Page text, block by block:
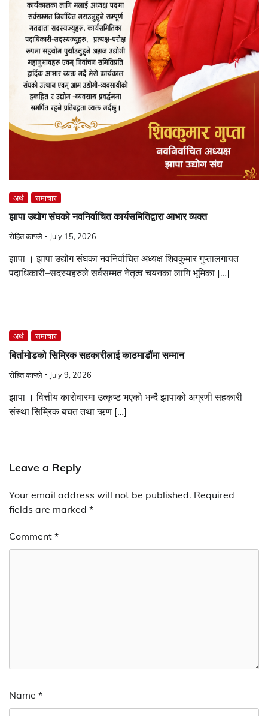
अर्थ समाचार
झापा उद्योग संघको नवनिर्वाचित कार्यसमितिद्वारा आभार व्यक्त
रोहित काफ्ले July 15, 2026
झापा । झापा उद्योग संघका नवनिर्वाचित अध्यक्ष शिवकुमार गुप्तालगायत
पदाधिकारी–सदस्यहरुले सर्वसम्मत नेतृत्व चयनका लागि भूमिका […]
अर्थ समाचार
बिर्तामोडको सिम्रिक सहकारीलाई काठमाडौंमा सम्मान
रोहित काफ्ले July 9, 2026
झापा । वित्तीय कारोवारमा उत्कृष्ट भएको भन्दै झापाको अग्रणी सहकारी
संस्था सिम्रिक बचत तथा ऋण […]
Leave a Reply
Your email address will not be published. Required
fields are marked *
Comment *
Name *